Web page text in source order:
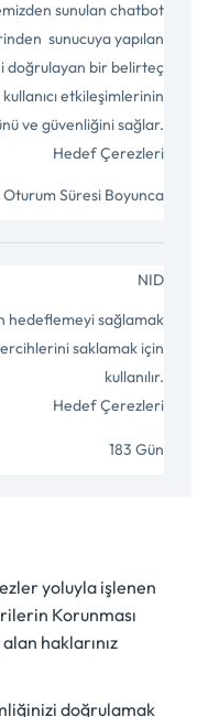
yoluyla işlenen
Korunması
haklarınız
doğrulamak